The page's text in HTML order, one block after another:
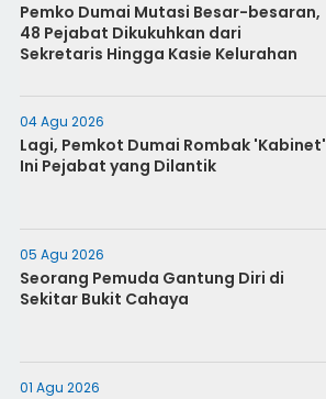
Pemko Dumai Mutasi Besar-besaran,
48 Pejabat Dikukuhkan dari
Sekretaris Hingga Kasie Kelurahan
04 Agu 2026
Lagi, Pemkot Dumai Rombak 'Kabinet'
Ini Pejabat yang Dilantik
05 Agu 2026
Seorang Pemuda Gantung Diri di
Sekitar Bukit Cahaya
01 Agu 2026